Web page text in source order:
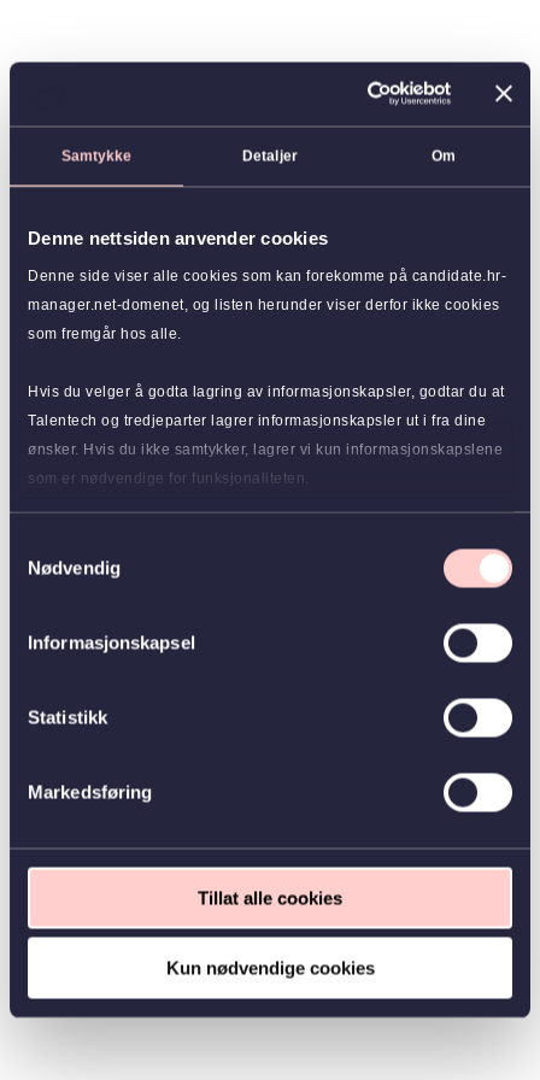
Samtykke Detaljer Om
Denne nettsiden anvender cookies
Denne side viser alle cookies som kan forekomme på candidate.hr-
manager.net-domenet, og listen herunder viser derfor ikke cookies
som fremgår hos alle.
Hvis du velger å godta lagring av informasjonskapsler, godtar du at
Talentech og tredjeparter lagrer informasjonskapsler ut i fra dine
ønsker. Hvis du ikke samtykker, lagrer vi kun informasjonskapslene
som er nødvendige for funksjonaliteten.
Nødvendig
Informasjonskapsel
Statistikk
Markedsføring
Tillat alle cookies
Kun nødvendige cookies